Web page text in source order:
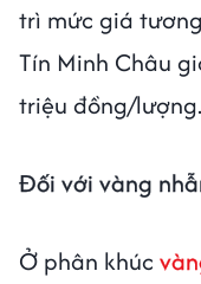
trì mức giá
Tín Minh Châu
triệu đồng/lượng.
Đối với vàng
Ở phân khúc